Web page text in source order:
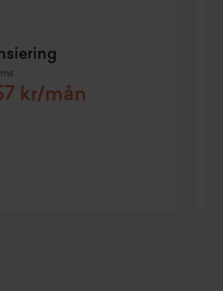
kr/mån